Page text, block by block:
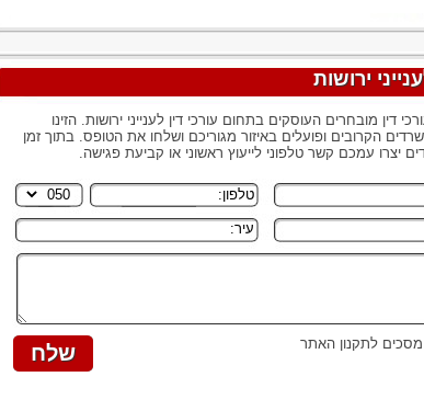
ירושות
דין מובחרים העוסקים בתחום עורכי דין לענייני ירושות. הזינו
הקרובים ופועלים באיזור מגוריכם ושלחו את הטופס. בתוך זמן
יצרו עמכם קשר טלפוני לייעוץ ראשוני או קביעת פגישה.
מסכים לתקנון האתר